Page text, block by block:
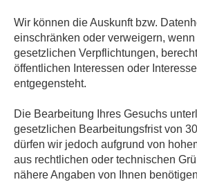
Wir können die Auskunft bzw.
einschränken oder verweigern,
gesetzlichen Verpflichtungen,
öffentlichen Interessen oder
entgegensteht.
Die Bearbeitung Ihres Gesuchs
gesetzlichen Bearbeitungsfrist von
dürfen wir jedoch aufgrund von
aus rechtlichen oder technischen
nähere Angaben von Ihnen